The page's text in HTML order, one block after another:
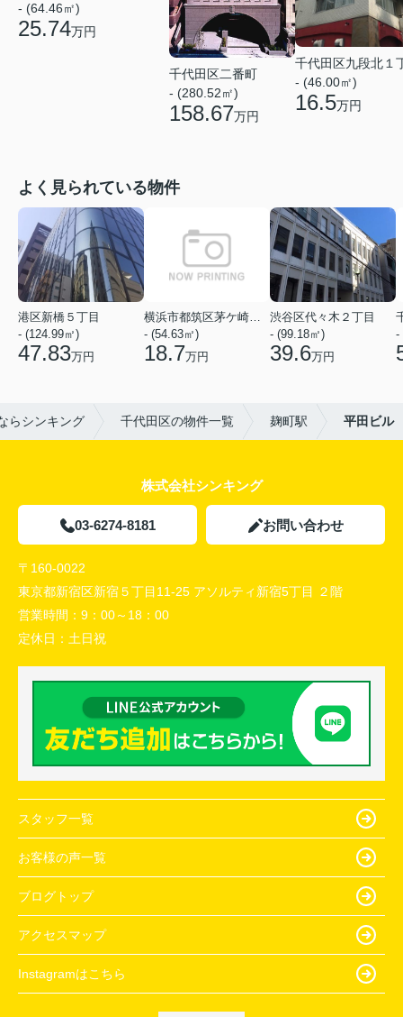
- (64.46㎡)
25.74万円
千代田区二番町
- (280.52㎡)
158.67万円
千代田区九段北１
- (46.00㎡)
16.5万円
よく見られている物件
港区新橋５丁目
- (124.99㎡)
47.83万円
横浜市都筑区茅ケ崎中央
- (54.63㎡)
18.7万円
渋谷区代々木２丁目
- (99.18㎡)
39.6万円
-
らシンキング 千代田区の物件一覧 麹町駅 平田ビル
株式会社シンキング
03-6274-8181 お問い合わせ
〒160-0022
東京都新宿区新宿５丁目11-25 アソルティ新宿5丁目 ２階
営業時間： 9：00～18：00
定休日： 土日祝
スタッフ一覧
お客様の声一覧
ブログトップ
アクセスマップ
Instagramはこちら